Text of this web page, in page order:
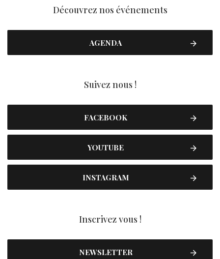
Découvrez nos événements
AGENDA
Suivez nous !
FACEBOOK
YOUTUBE
INSTAGRAM
Inscrivez vous !
NEWSLETTER